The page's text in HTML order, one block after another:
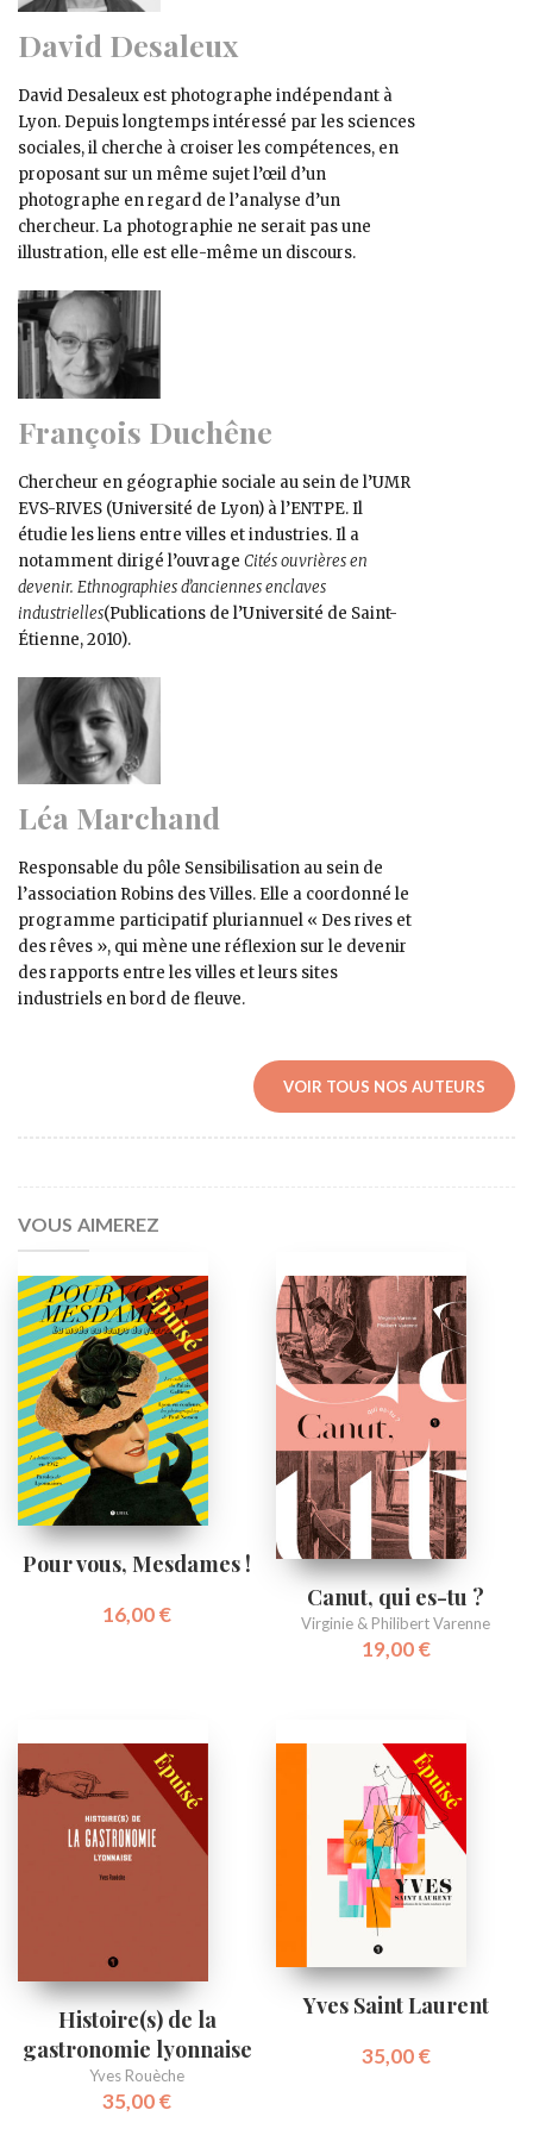
David Desaleux
David Desaleux est photographe indépendant à
Lyon. Depuis longtemps intéressé par les sciences
sociales, il cherche à croiser les compétences, en
proposant sur un même sujet l’œil d’un
photographe en regard de l’analyse d’un
chercheur. La photographie ne serait pas une
illustration, elle est elle-même un discours.
François Duchêne
Chercheur en géographie sociale au sein de l’UMR
EVS-RIVES (Université de Lyon) à l’ENTPE. Il
étudie les liens entre villes et industries. Il a
notamment dirigé l’ouvrage Cités ouvrières en
devenir. Ethnographies d’anciennes enclaves
industrielles(Publications de l’Université de Saint-
Étienne, 2010).
Léa Marchand
Responsable du pôle Sensibilisation au sein de
l’association Robins des Villes. Elle a coordonné le
programme participatif pluriannuel « Des rives et
des rêves », qui mène une réflexion sur le devenir
des rapports entre les villes et leurs sites
industriels en bord de fleuve.
VOIR TOUS NOS AUTEURS
VOUS AIMEREZ
Pour vous, Mesdames !
16,00€
Canut, qui es-tu ?
Virginie & Philibert Varenne
19,00€
Histoire(s) de la
gastronomie lyonnaise
Yves Rouèche
35,00€
Yves Saint Laurent
35,00€